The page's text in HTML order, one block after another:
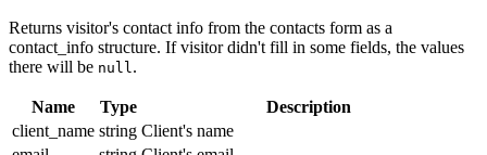
Returns visitor's contact info from the contacts form as a
contact_info structure. If visitor didn't fill in some fields, the values
there will be null.
Name Type
Description
client_name string Client's name